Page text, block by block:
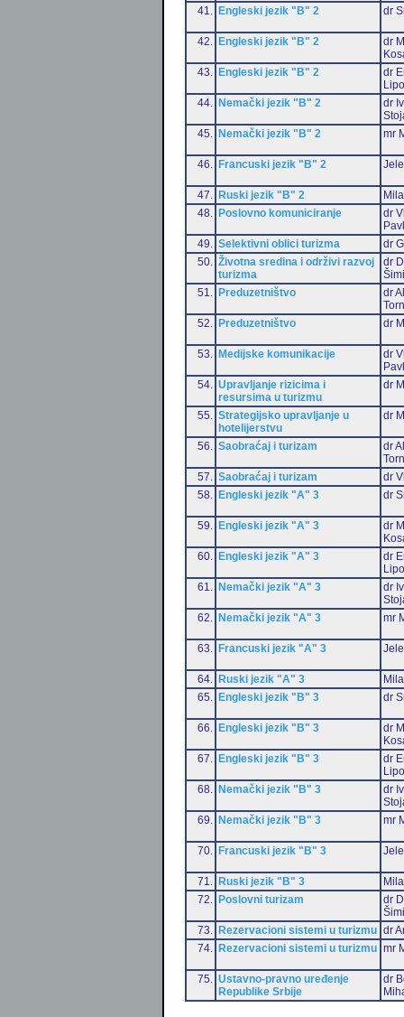
41.
Engleski jezik "B" 2 dr
42. Engleski jezik "B" 2
dr
43.
Engleski jezik "B" 2
dr
44.
Nemački jezik "B" 2
dr
45.
Nemački jezik "B" 2 mr
46. Francuski jezik "B" 2
47. Ruski jezik "B" 2
48.
Poslovno komuniciranje
dr
49.
Selektivni oblici turizma
dr
50.
Životna sredina i održivi razvoj
turizma
dr
51.
Preduzetništvo
dr
52.
Preduzetništvo dr
53. Medijske komunikacije
dr
54.
Upravljanje rizicima i
resursima u turizmu
dr
55.
Strategijsko upravljanje u
hotelijerstvu
dr
56. Saobraćaj i turizam
dr
57.
Saobraćaj i turizam
dr
58.
Engleski jezik "A" 3 dr
59. Engleski jezik "A" 3
dr
60.
Engleski jezik "A" 3
dr
61.
Nemački jezik "A" 3
dr
62.
Nemački jezik "A" 3 mr
63. Francuski jezik "A" 3
64. Ruski jezik "A" 3
65.
Engleski jezik "B" 3 dr
66. Engleski jezik "B" 3
dr
67.
Engleski jezik "B" 3
dr
68.
Nemački jezik "B" 3
dr
69.
Nemački jezik "B" 3 mr
70. Francuski jezik "B" 3
71. Ruski jezik "B" 3
72.
Poslovni turizam
dr
73.
Rezervacioni sistemi u turizmu dr
74.
Rezervacioni sistemi u turizmu mr
75.
Ustavno-pravno uređenje
Republike Srbije
dr